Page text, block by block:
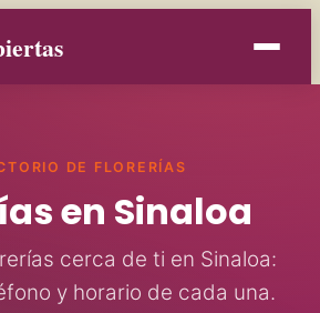
DE FLORERÍAS
en Sinaloa
cerca de ti en Sinaloa:
y horario de cada una.